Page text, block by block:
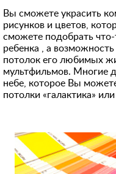
Вы сможете украсить
рисунков и цветов,
сможете подобрать
ребенка , а
потолок его любимых
мультфильмов. Многие
небе, которое Вы
потолки «галактика»